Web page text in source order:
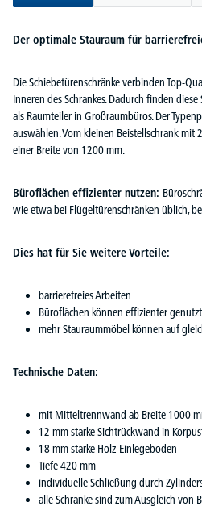
Der optimale Stauraum für
Die Schiebetürenschränke verbinden Top-
Inneren des Schrankes. Dadurch finden
als Raumteiler in Großraumbüros. Der
auswählen. Vom kleinen Beistellschrank
einer Breite von 1200 mm.
Büroflächen effizienter nutzen:
wie etwa bei Flügeltürenschränken üblich,
Dies hat für Sie weitere Vorteile:
barrierefreies Arbeiten
Büroflächen können effizienter
mehr Stauraummöbel können auf
Technische Daten:
mit Mitteltrennwand ab Breite 1000
12 mm starke Sichtrückwand in
18 mm starke Holz-Einlegeböden
Tiefe 420 mm
individuelle Schließung durch
alle Schränke sind zum Ausgleich